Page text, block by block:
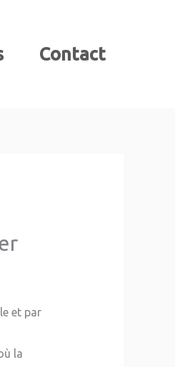
Contact
et par
la